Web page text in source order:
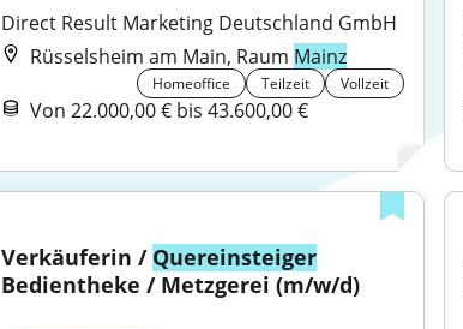
Direct Result Marketing Deutschland GmbH
Rüsselsheim am Main, Raum Mainz
Homeoffice Teilzeit Vollzeit
Von 22.000,00 € bis 43.600,00 €
Verkäuferin / Quereinsteiger
Bedientheke / Metzgerei (m/w/d)